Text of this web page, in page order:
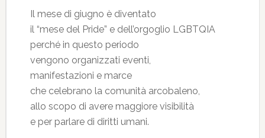
Il mese di giugno è diventato
il “mese del Pride” e dell’orgoglio LGBTQIA
perché in questo periodo
vengono organizzati eventi,
manifestazioni e marce
che celebrano la comunità arcobaleno,
allo scopo di avere maggiore visibilità
e per parlare di diritti umani.